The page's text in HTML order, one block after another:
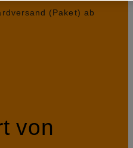
(Paket) ab
von